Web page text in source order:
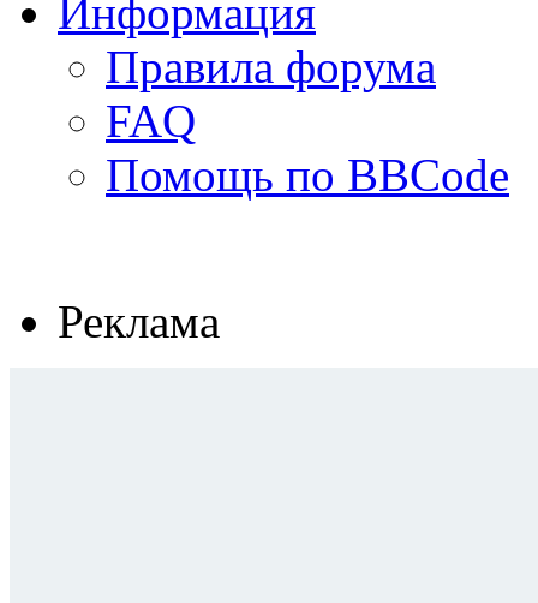
Информация
Правила форума
FAQ
Помощь по BBCode
Реклама